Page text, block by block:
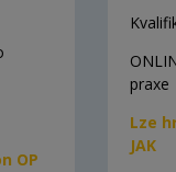
OP
praxe
Lze
JAK